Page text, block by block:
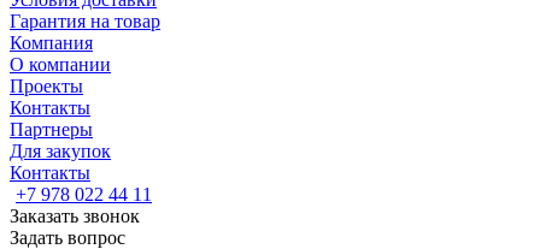
Гарантия на товар
Компания
О компании
Проекты
Контакты
Партнеры
Для закупок
Контакты
+7 978 022 44 11
Заказать звонок
Задать вопрос